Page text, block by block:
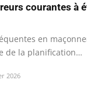
courantes à
en
de la planification…
2026